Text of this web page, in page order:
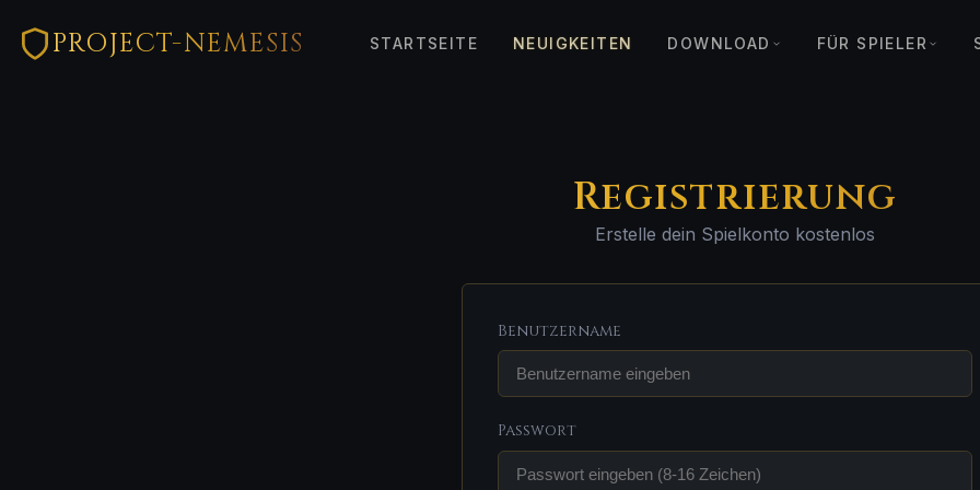
PROJECT-NEMESIS STARTSEITE NEUIGKEITEN DOWNLOAD FÜR SPIELER
Registrierung
Erstelle dein Spielkonto kostenlos
Benutzername
Passwort